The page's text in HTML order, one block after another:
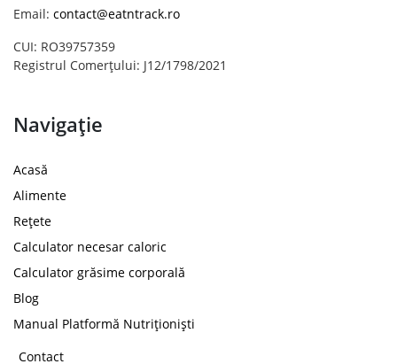
Email: contact@eatntrack.ro
CUI: RO39757359
Registrul Comerțului: J12/1798/2021
Navigație
Acasă
Alimente
Rețete
Calculator necesar caloric
Calculator grăsime corporală
Blog
Manual Platformă Nutriționiști
Contact